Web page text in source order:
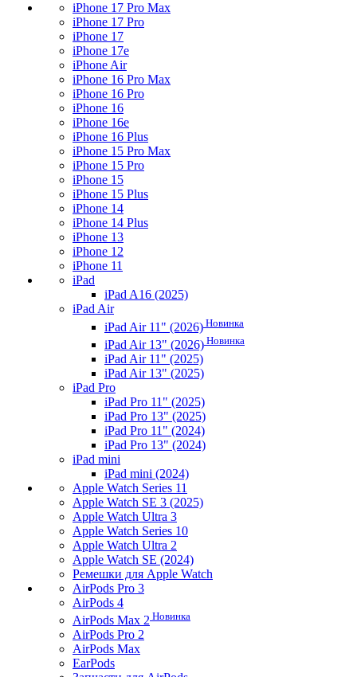
iPhone 17 Pro Max
iPhone 17 Pro
iPhone 17
iPhone 17e
iPhone Air
iPhone 16 Pro Max
iPhone 16 Pro
iPhone 16
iPhone 16e
iPhone 16 Plus
iPhone 15 Pro Max
iPhone 15 Pro
iPhone 15
iPhone 15 Plus
iPhone 14
iPhone 14 Plus
iPhone 13
iPhone 12
iPhone 11
iPad
iPad A16 (2025)
iPad Air
iPad Air 11" (2026) Новинка
iPad Air 13" (2026) Новинка
iPad Air 11" (2025)
iPad Air 13" (2025)
iPad Pro
iPad Pro 11" (2025)
iPad Pro 13" (2025)
iPad Pro 11" (2024)
iPad Pro 13" (2024)
iPad mini
iPad mini (2024)
Apple Watch Series 11
Apple Watch SE 3 (2025)
Apple Watch Ultra 3
Apple Watch Series 10
Apple Watch Ultra 2
Apple Watch SE (2024)
Ремешки для Apple Watch
AirPods Pro 3
AirPods 4
AirPods Max 2 Новинка
AirPods Pro 2
AirPods Max
EarPods